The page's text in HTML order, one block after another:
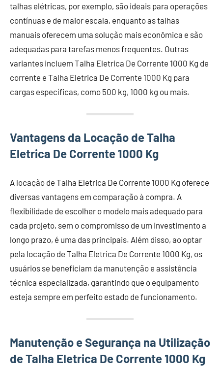
talhas elétricas, por exemplo, são ideais para operações
contínuas e de maior escala, enquanto as talhas
manuais oferecem uma solução mais econômica e são
adequadas para tarefas menos frequentes. Outras
variantes incluem Talha Eletrica De Corrente 1000 Kg de
corrente e Talha Eletrica De Corrente 1000 Kg para
cargas específicas, como 500 kg, 1000 kg ou mais.
Vantagens da Locação de Talha
Eletrica De Corrente 1000 Kg
A locação de Talha Eletrica De Corrente 1000 Kg oferece
diversas vantagens em comparação à compra. A
flexibilidade de escolher o modelo mais adequado para
cada projeto, sem o compromisso de um investimento a
longo prazo, é uma das principais. Além disso, ao optar
pela locação de Talha Eletrica De Corrente 1000 Kg, os
usuários se beneficiam da manutenção e assistência
técnica especializada, garantindo que o equipamento
esteja sempre em perfeito estado de funcionamento.
Manutenção e Segurança na Utilização
de Talha Eletrica De Corrente 1000 Kg